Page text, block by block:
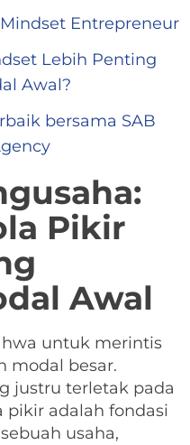
Entrepreneur
Lebih Penting
Awal?
bersama SAB
Pikir
Awal
untuk merintis
modal besar.
justru terletak pada
pikir adalah fondasi
usaha,